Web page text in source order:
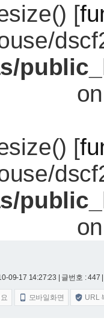
[
[
09-17 14:27:23 | 글번호 : 447
 모바일화면  URL